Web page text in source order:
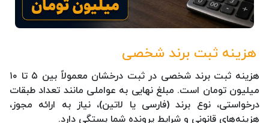
هزینه ثبت برند شخصی
هزینه ثبت برند شخصی در ثبت درخشان معمولاً بین ۵ تا ۱۰
میلیون تومان است. مبلغ نهایی به عواملی مانند تعداد طبقات
درخواستی، نوع برند (فارسی یا لاتین)، نیاز به ارائه مجوز،
هزینه‌های قانونی و شرایط پرونده شما بستگی دارد.